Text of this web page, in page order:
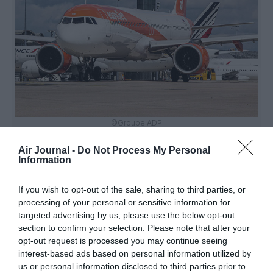
Air Journal - Do Not Process My Personal
Information
If you wish to opt-out of the sale, sharing to third parties, or
processing of your personal or sensitive information for
targeted advertising by us, please use the below opt-out
section to confirm your selection. Please note that after your
opt-out request is processed you may continue seeing
interest-based ads based on personal information utilized by
us or personal information disclosed to third parties prior to
©Groupe ADP
Vous avez apprécié l’article ?
Soutenez-nous, faites un don !
NOUS SOUTENIR